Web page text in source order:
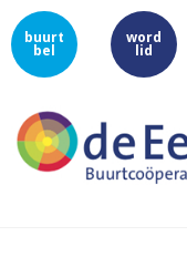
buurt
bel
word
lid